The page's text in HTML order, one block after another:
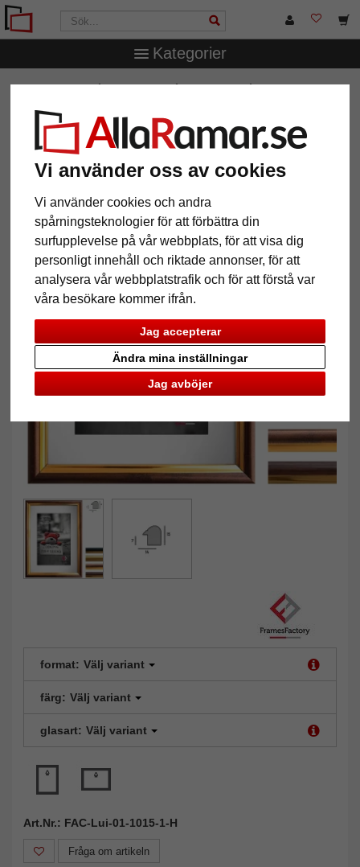
Vi använder oss av cookies
Vi använder cookies och andra
spårningsteknologier för att förbättra din
surfupplevelse på vår webbplats, för att visa dig
personligt innehåll och riktade annonser, för att
analysera vår webbplatstrafik och för att förstå var
våra besökare kommer ifrån.
Jag accepterar
Jag avböjer
Ändra mina inställningar
Kategorier
Plastram Louisiana
format: Välj variant
färg: Välj variant
glasart: Välj variant
Art.Nr.: FAC-Lui-01-1015-1-H
Fråga om artikeln